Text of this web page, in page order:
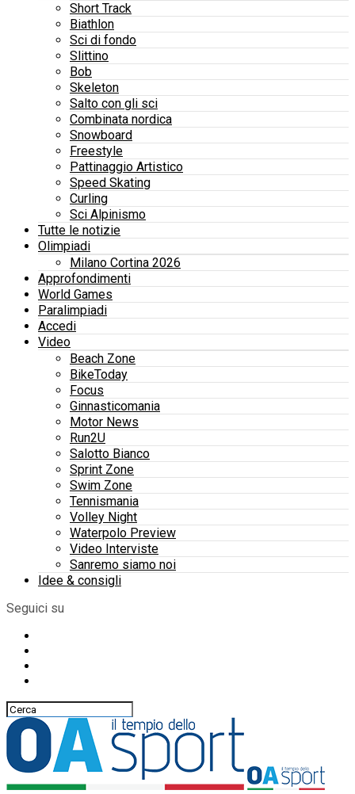
Short Track
Biathlon
Sci di fondo
Slittino
Bob
Skeleton
Salto con gli sci
Combinata nordica
Snowboard
Freestyle
Pattinaggio Artistico
Speed Skating
Curling
Sci Alpinismo
Tutte le notizie
Olimpiadi
Milano Cortina 2026
Approfondimenti
World Games
Paralimpiadi
Accedi
Video
Beach Zone
BikeToday
Focus
Ginnasticomania
Motor News
Run2U
Salotto Bianco
Sprint Zone
Swim Zone
Tennismania
Volley Night
Waterpolo Preview
Video Interviste
Sanremo siamo noi
Idee & consigli
Seguici su